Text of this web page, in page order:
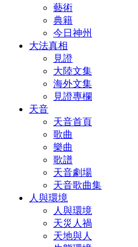
藝術
典籍
今日神州
大法真相
見證
大陸文集
海外文集
見證專欄
天音
天音首頁
歌曲
樂曲
歌譜
天音劇場
天音歌曲集
人與環境
人與環境
天災人禍
天地與人